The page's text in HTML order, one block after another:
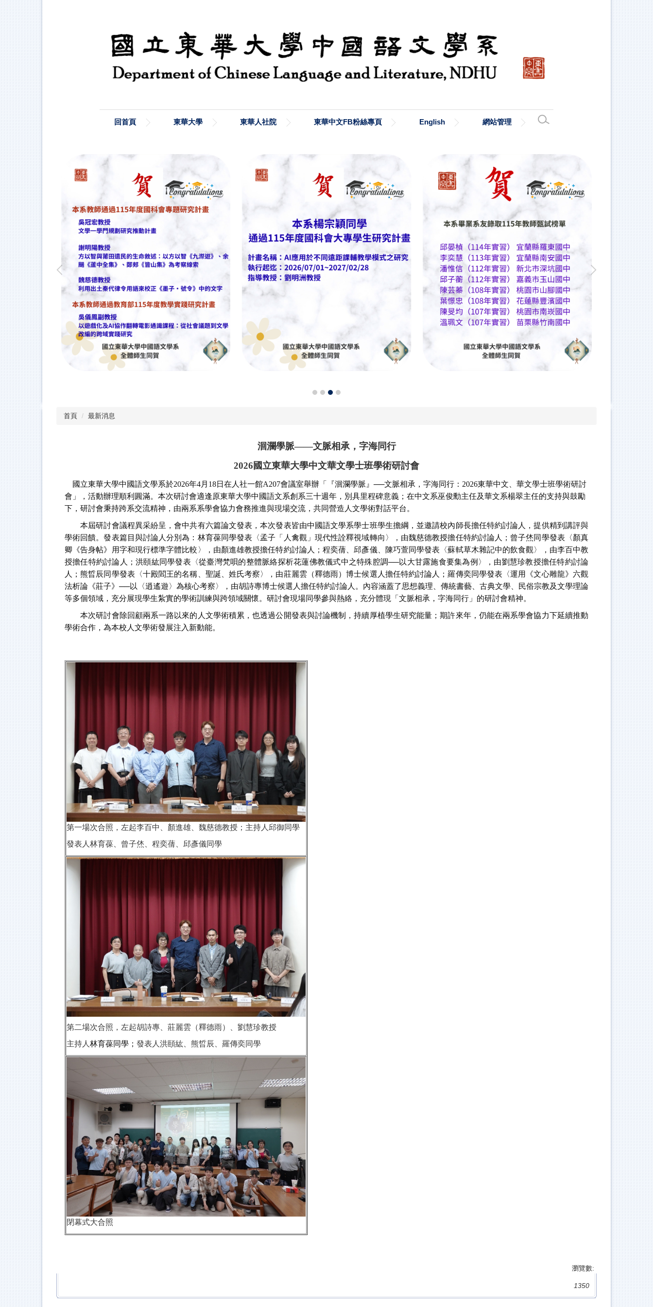
回首頁 東華大學 東華人社院 東華中文FB粉絲專頁 English 網站管理
首頁 最新消息
洄瀾學脈——文脈相承，字海同行
2026國立東華大學中文華文學士班學術研討會
國立東華大學中國語文學系於2026年4月18日在人社一館A207會議室舉辦「『洄瀾學脈』──文脈相承，字海同行：2026東華中文、華文學士班學術研討
會」，活動辦理順利圓滿。本次研討會適逢原東華大學中國語文系創系三十週年，別具里程碑意義；在中文系巫俊勳主任及華文系楊翠主任的支持與鼓勵
下，研討會秉持跨系交流精神，由兩系系學會協力會務推進與現場交流，共同營造人文學術對話平台。
本屆研討會議程異采紛呈，會中共有六篇論文發表，本次發表皆由中國語文學系學士班學生擔綱，並邀請校內師長擔任特約討論人，提供精到講評與
學術回饋。發表篇目與討論人分別為：林育葆同學發表〈孟子「人禽觀」現代性詮釋視域轉向〉，由魏慈德教授擔任特約討論人；曾子烋同學發表〈顏真
卿《告身帖》用字和現行標準字體比較〉，由顏進雄教授擔任特約討論人；程奕蒨、邱彥儀、陳巧萱同學發表〈蘇軾草木雜記中的飲食觀〉，由李百中教
授擔任特約討論人；洪頤紘同學發表〈從臺灣梵唄的整體脈絡探析花蓮佛教儀式中之特殊腔調──以大甘露施食要集為例〉，由劉慧珍教授擔任特約討論
人；熊晢辰同學發表〈十殿閻王的名稱、聖誕、姓氏考察〉，由莊麗雲（釋德雨）博士候選人擔任特約討論人；羅傳奕同學發表〈運用《文心雕龍》六觀
法析論《莊子》──以〈逍遙遊〉為核心考察〉，由胡詩專博士候選人擔任特約討論人。內容涵蓋了思想義理、傳統書藝、古典文學、民俗宗教及文學理論
等多個領域，充分展現學生紮實的學術訓練與跨領域關懷。研討會現場同學參與熱絡，充分體現「文脈相承，字海同行」的研討會精神。
本次研討會除回顧兩系一路以來的人文學術積累，也透過公開發表與討論機制，持續厚植學生研究能量；期許來年，仍能在兩系學會協力下延續推動
學術合作，為本校人文學術發展注入新動能。
第一場次合照，左起李百中、顏進雄、魏慈德教授； 主持人邱御同學
發表人林育葆、曾子烋、程奕蒨、邱彥儀同學
第二場次合照，左起胡詩專、莊麗雲（釋德雨）、劉慧珍教授
主持人 林育葆同學； 發表人洪頤紘、熊晢辰、羅傳奕同學
閉幕式大合照
瀏覽數:
1350